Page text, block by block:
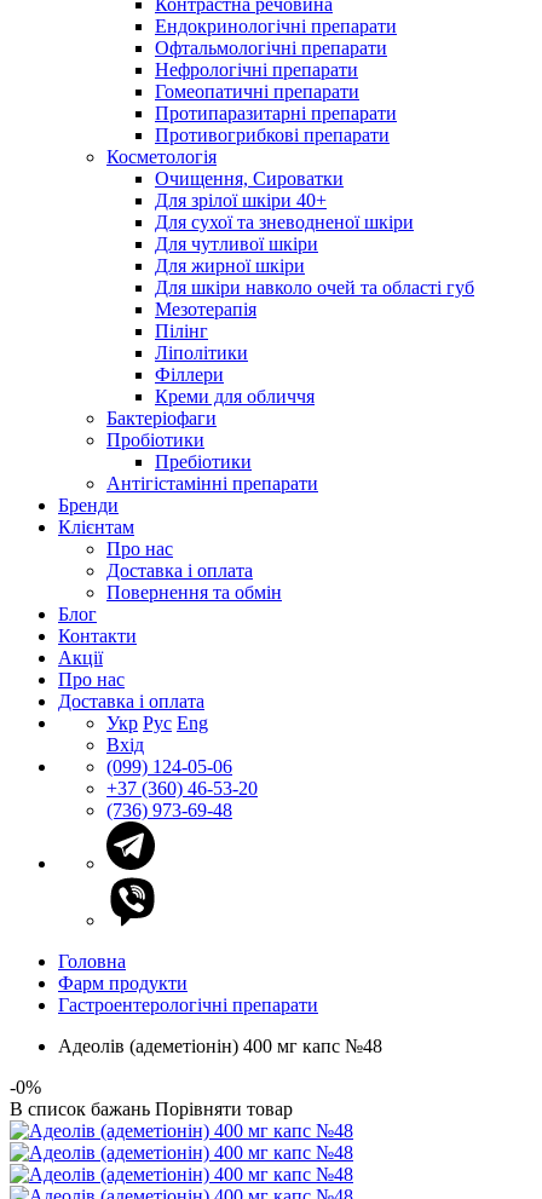
Контрастна речовина
Eндокринологічні препарати
Офтальмологічні препарати
Нефрологічні препарати
Гомеопатичні препарати
Протипаразитарні препарати
Противогрибкові препарати
Косметологія
Очищення, Сироватки
Для зрілої шкіри 40+
Для сухої та зневодненої шкіри
Для чутливої шкіри
Для жирної шкіри
Для шкіри навколо очей та області губ
Мезотерапія
Пілінг
Ліполітики
Філлери
Креми для обличчя
Бактеріофаги
Пробіотики
Пребіотики
Антігістамінні препарати
Бренди
Клієнтам
Про нас
Доставка і оплата
Повернення та обмін
Блог
Контакти
Акції
Про нас
Доставка і оплата
Укр Рус Eng
Вхід
(099) 124-05-06
+37 (360) 46-53-20
(736) 973-69-48
Головна
Фарм продукти
Гастроентерологічні препарати
Адеолів (адеметіонін) 400 мг капс №48
-0%
В список бажань Порівняти товар